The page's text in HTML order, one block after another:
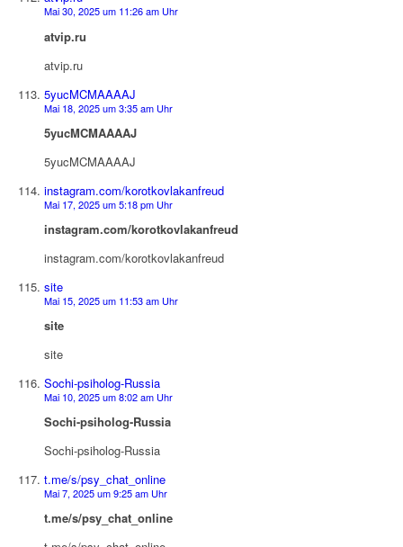
Mai 30, 2025 um 11:26 am Uhr
atvip.ru
atvip.ru
5yucMCMAAAAJ
Mai 18, 2025 um 3:35 am Uhr
5yucMCMAAAAJ
5yucMCMAAAAJ
instagram.com/korotkovlakanfreud
Mai 17, 2025 um 5:18 pm Uhr
instagram.com/korotkovlakanfreud
instagram.com/korotkovlakanfreud
site
Mai 15, 2025 um 11:53 am Uhr
site
site
Sochi-psiholog-Russia
Mai 10, 2025 um 8:02 am Uhr
Sochi-psiholog-Russia
Sochi-psiholog-Russia
t.me/s/psy_chat_online
Mai 7, 2025 um 9:25 am Uhr
t.me/s/psy_chat_online